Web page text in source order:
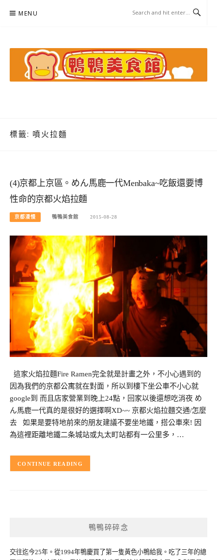
MENU
標籤: 噴火拉麵
(4)京都上京區。めん馬鹿一代Menbaka~吃飯還要博
性命的京都火焰拉麵
京都漫慢 鴨鴨美食館 2015-08-28
這家火焰拉麵Fire Ramen完全就是計畫之外，不小心遇到的
因為我們的京都公寓就在對面，所以到樓下坐公車不小心就
google到 而且店家營業到晚上24點，回家以後還想吃消夜 め
ん馬鹿一代真的是很好的選擇啊XD~~ 京都火焰拉麵交通/怎麼
去 如果是要特地前來的朋友建議不要坐地鐵，搭公車來! 因
為這裡距離地鐵二条城站或丸太町站都有一公里多，…
CONTINUE READING
鴨鴨碎碎念
交往迄今25年。從1994年鴨慶買了第一隻黃色小鴨給我。吃了三年的總